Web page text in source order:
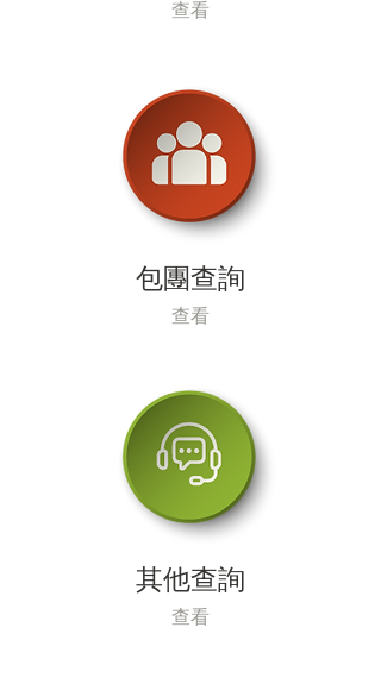
查看
包團查詢
查看
其他查詢
查看